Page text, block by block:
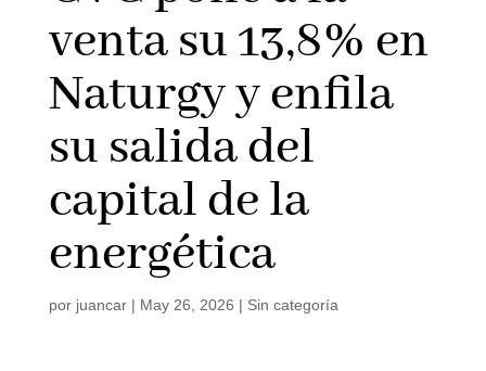
venta su 13,8% en
Naturgy y enfila
su salida del
capital de la
energética
por juancar| May 26, 2026 | Sin categoría